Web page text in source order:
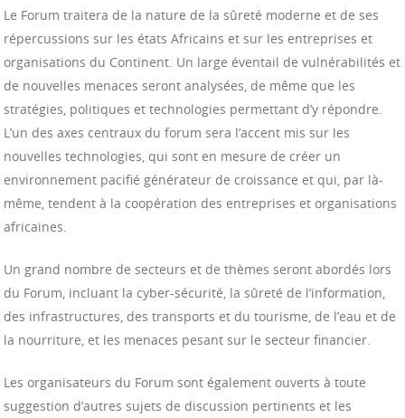
Le Forum traitera de la nature de la sûreté moderne et de ses
répercussions sur les états Africains et sur les entreprises et
organisations du Continent. Un large éventail de vulnérabilités et
de nouvelles menaces seront analysées, de même que les
stratégies, politiques et technologies permettant d’y répondre.
L’un des axes centraux du forum sera l’accent mis sur les
nouvelles technologies, qui sont en mesure de créer un
environnement pacifié générateur de croissance et qui, par là-
même, tendent à la coopération des entreprises et organisations
africaines.
Un grand nombre de secteurs et de thèmes seront abordés lors
du Forum, incluant la cyber-sécurité, la sûreté de l’information,
des infrastructures, des transports et du tourisme, de l’eau et de
la nourriture, et les menaces pesant sur le secteur financier.
Les organisateurs du Forum sont également ouverts à toute
suggestion d’autres sujets de discussion pertinents et les